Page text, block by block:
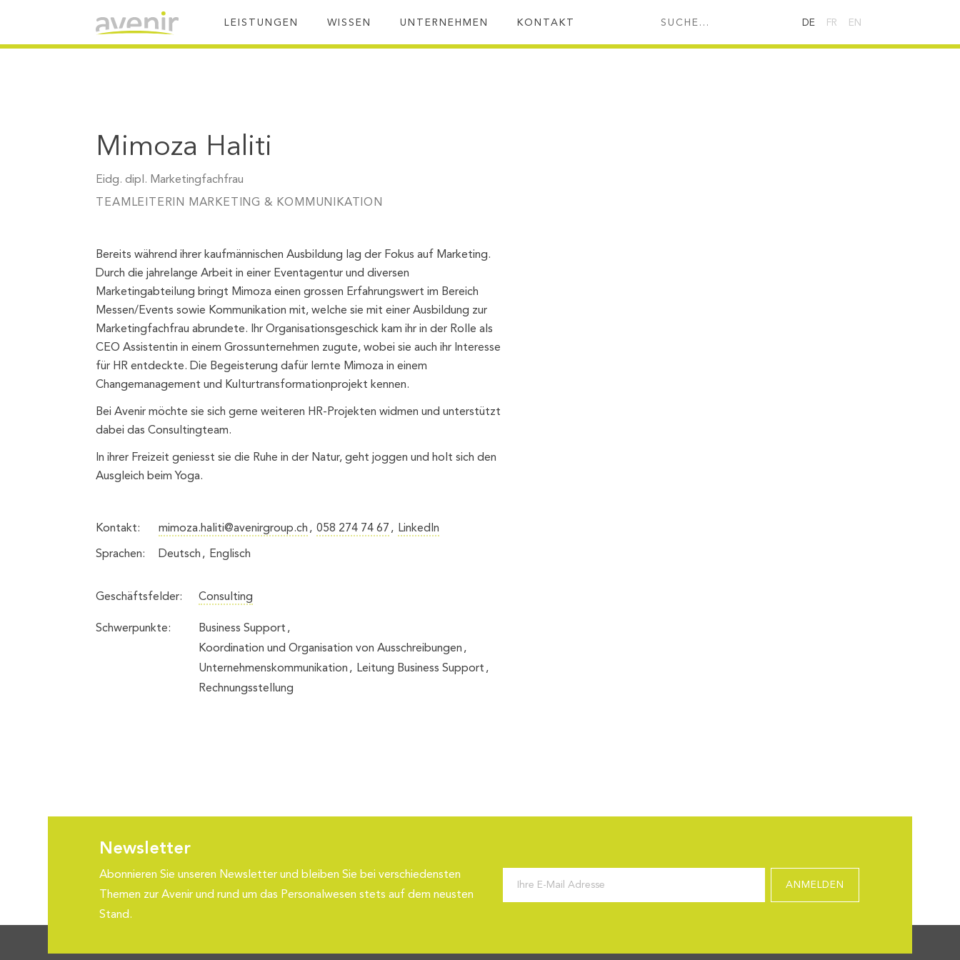
LEISTUNGEN WISSEN UNTERNEHMEN KONTAKT SUCHE... DE FR EN
Mimoza Haliti
Eidg. dipl. Marketingfachfrau
TEAMLEITERIN MARKETING & KOMMUNIKATION
Bereits während ihrer kaufmännischen Ausbildung lag der Fokus auf Marketing.
Durch die jahrelange Arbeit in einer Eventagentur und diversen
Marketingabteilung bringt Mimoza einen grossen Erfahrungswert im Bereich
Messen/Events sowie Kommunikation mit, welche sie mit einer Ausbildung zur
Marketingfachfrau abrundete. Ihr Organisationsgeschick kam ihr in der Rolle als
CEO Assistentin in einem Grossunternehmen zugute, wobei sie auch ihr Interesse
für HR entdeckte. Die Begeisterung dafür lernte Mimoza in einem
Changemanagement und Kulturtransformationprojekt kennen.
Bei Avenir möchte sie sich gerne weiteren HR-Projekten widmen und unterstützt
dabei das Consultingteam.
In ihrer Freizeit geniesst sie die Ruhe in der Natur, geht joggen und holt sich den
Ausgleich beim Yoga.
Kontakt: mimoza.haliti@avenirgroup.ch 058 274 74 67 LinkedIn
Sprachen: Deutsch Englisch
Geschäftsfelder: Consulting
Schwerpunkte:
Business Support
Koordination und Organisation von Ausschreibungen
Unternehmenskommunikation
Leitung Business Support
Rechnungsstellung
Newsletter
Abonnieren Sie unseren Newsletter und bleiben Sie bei verschiedensten
Themen zur Avenir und rund um das Personalwesen stets auf dem neusten
Stand.